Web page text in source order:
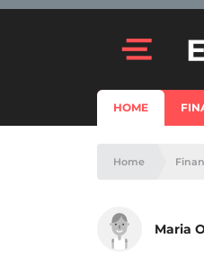
HOME
Home
Maria